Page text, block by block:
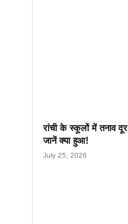
रांची के स्कूलों में तनाव
जानें क्या हुआ!
July 25, 2026